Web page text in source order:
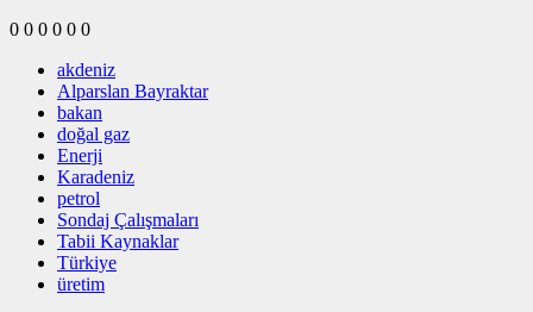
0 0 0 0 0 0
akdeniz
Alparslan Bayraktar
bakan
doğal gaz
Enerji
Karadeniz
petrol
Sondaj Çalışmaları
Tabii Kaynaklar
Türkiye
üretim